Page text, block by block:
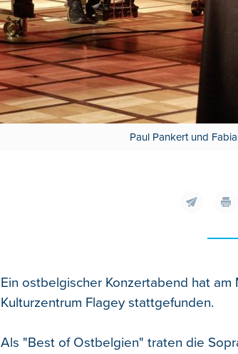
Paul Pankert und
Ein ostbelgischer Konzertabend hat
Kulturzentrum Flagey stattgefunden.
Als "Best of Ostbelgien" traten die